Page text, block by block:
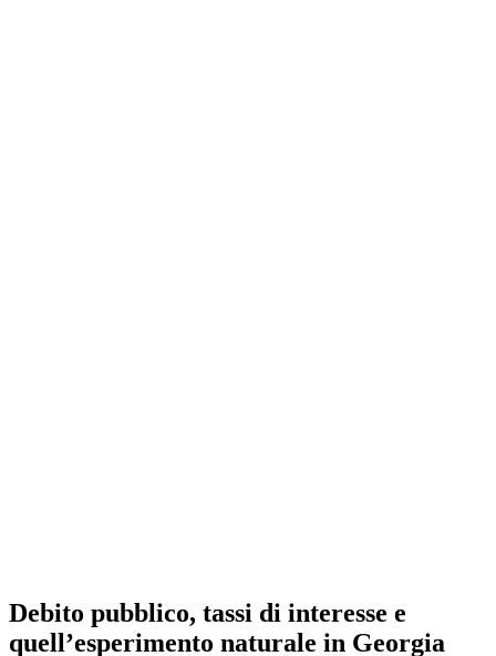
Debito pubblico, tassi di interesse e
quell’esperimento naturale in Georgia